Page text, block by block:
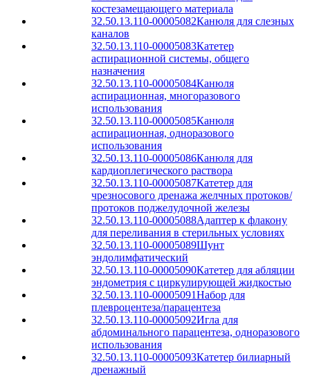
костезамещающего материала
32.50.13.110-00005082Канюля для слезных
каналов
32.50.13.110-00005083Катетер
аспирационной системы, общего
назначения
32.50.13.110-00005084Канюля
аспирационная, многоразового
использования
32.50.13.110-00005085Канюля
аспирационная, одноразового
использования
32.50.13.110-00005086Канюля для
кардиоплегического раствора
32.50.13.110-00005087Катетер для
чрезносового дренажа желчных протоков/
протоков поджелудочной железы
32.50.13.110-00005088Адаптер к флакону
для переливания в стерильных условиях
32.50.13.110-00005089Шунт
эндолимфатический
32.50.13.110-00005090Катетер для абляции
эндометрия с циркулирующей жидкостью
32.50.13.110-00005091Набор для
плевроцентеза/парацентеза
32.50.13.110-00005092Игла для
абдоминального парацентеза, одноразового
использования
32.50.13.110-00005093Катетер билиарный
дренажный